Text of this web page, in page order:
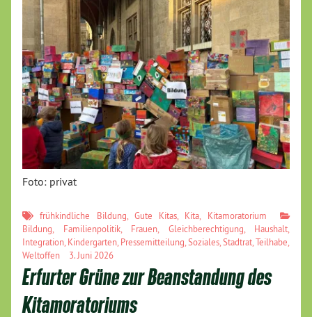
Foto: privat
frühkindliche Bildung Gute Kitas Kita
Kitamoratorium
Bildung
Familienpolitik, Frauen Gleichberechtigung Haushalt
Integration Kindergarten Pressemitteilung Soziales Stadtrat Teilhabe
Weltoffen
3. Juni 2026
Erfurter Grüne zur Beanstandung des
Kitamoratoriums